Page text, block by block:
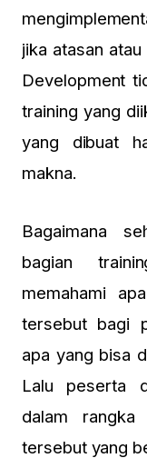
jika atasan
Development
training yang
yang dibuat
makna.
Bagaimana
bagian
memahami
tersebut bagi
apa yang bisa
Lalu peserta
dalam
tersebut yang